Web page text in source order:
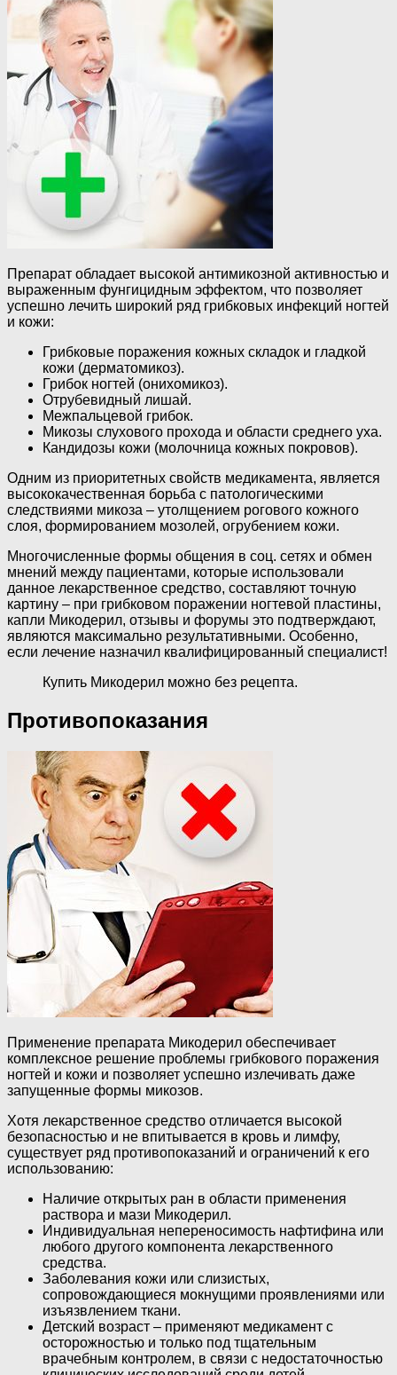
Препарат обладает высокой антимикозной активностью и
выраженным фунгицидным эффектом, что позволяет
успешно лечить широкий ряд грибковых инфекций ногтей
и кожи:
Грибковые поражения кожных складок и гладкой
кожи (дерматомикоз).
Грибок ногтей (онихомикоз).
Отрубевидный лишай.
Межпальцевой грибок.
Микозы слухового прохода и области среднего уха.
Кандидозы кожи (молочница кожных покровов).
Одним из приоритетных свойств медикамента, является
высококачественная борьба с патологическими
следствиями микоза – утолщением рогового кожного
слоя, формированием мозолей, огрубением кожи.
Многочисленные формы общения в соц. сетях и обмен
мнений между пациентами, которые использовали
данное лекарственное средство, составляют точную
картину – при грибковом поражении ногтевой пластины,
капли Микодерил, отзывы и форумы это подтверждают,
являются максимально результативными. Особенно,
если лечение назначил квалифицированный специалист!
Купить Микодерил можно без рецепта.
Противопоказания
Применение препарата Микодерил обеспечивает
комплексное решение проблемы грибкового поражения
ногтей и кожи и позволяет успешно излечивать даже
запущенные формы микозов.
Хотя лекарственное средство отличается высокой
безопасностью и не впитывается в кровь и лимфу,
существует ряд противопоказаний и ограничений к его
использованию:
Наличие открытых ран в области применения
раствора и мази Микодерил.
Индивидуальная непереносимость нафтифина или
любого другого компонента лекарственного
средства.
Заболевания кожи или слизистых,
сопровождающиеся мокнущими проявлениями или
изъязвлением ткани.
Детский возраст – применяют медикамент с
осторожностью и только под тщательным
врачебным контролем, в связи с недостаточностью